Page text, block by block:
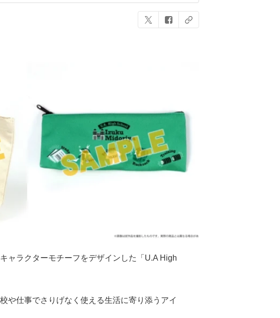
ャラクターモチーフをデザインした「U.A High
や仕事でさりげなく使える生活に寄り添うアイ